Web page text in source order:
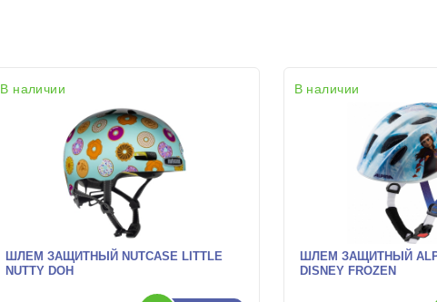
В наличии
ШЛЕМ ЗАЩИТНЫЙ NUTCASE LITTLE
NUTTY DOH
В наличии
ШЛЕМ ЗАЩИТНЫЙ
DISNEY FROZEN